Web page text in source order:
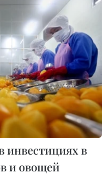
инвестициях в
и овощей